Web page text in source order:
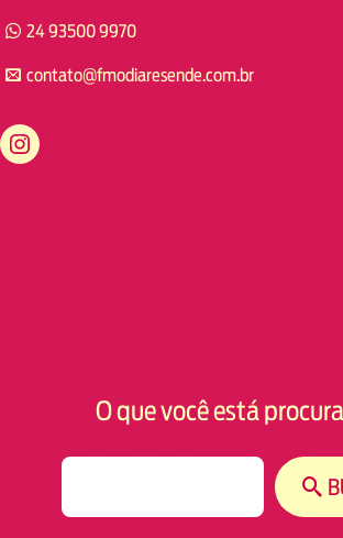
24 93500 9970
contato@fmodiaresende.com.br
https://www.instagram.com/fmodiaresende
O que você está